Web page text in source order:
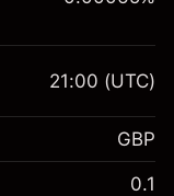
£1,000.00
-0.021271
21:00 (UTC)
GBP
0.1